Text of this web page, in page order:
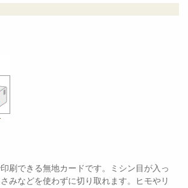
刷できる無地カードです。ミシン目が入っ
みなどを使わずに切り取れます。ヒモやリ